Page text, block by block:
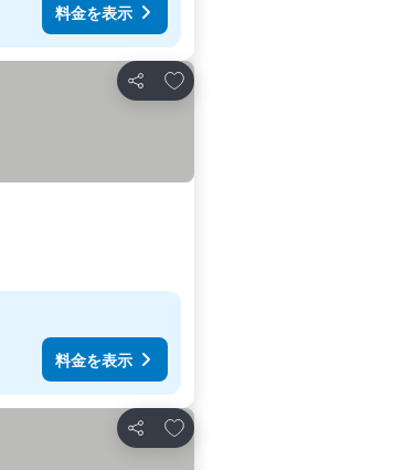
料金を表示
シェア
お気に入りに追加
料金を表示
シェア
お気に入りに追加